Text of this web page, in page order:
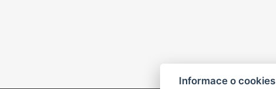
Informace o cookies